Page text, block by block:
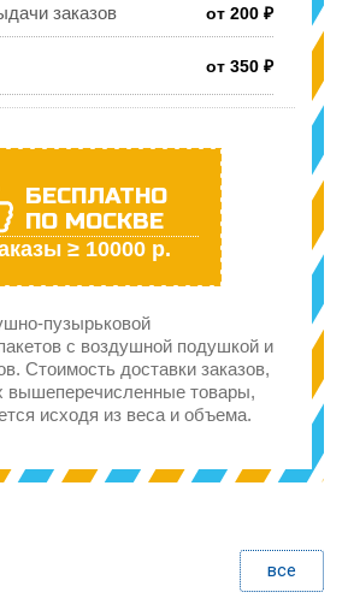
заказов от 200 ₽
от 350 ₽
БЕСПЛАТНО
ПО МОСКВЕ
≥ 10000 р.
пузырьковой
с воздушной подушкой и
Стоимость доставки заказов,
вышеперечисленные товары,
исходя из веса и объема.
все